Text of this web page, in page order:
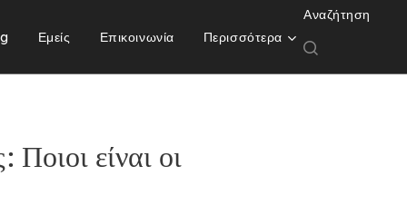
Εμείς Επικοινωνία Περισσότερα
Αναζήτηση
είναι οι